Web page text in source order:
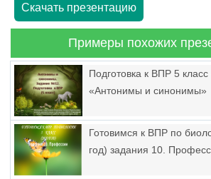
Скачать презентацию
Примеры похожих
Подготовка к ВПР 5
«Антонимы и синонимы»
Готовимся к ВПР по
год) задания 10.